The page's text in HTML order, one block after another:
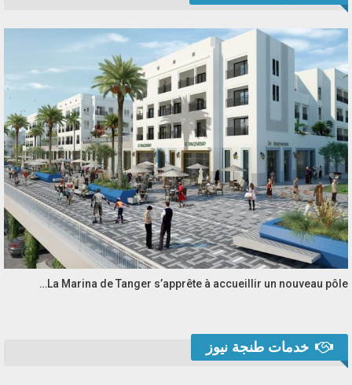
La Marina de Tanger s’apprête à accueillir un nouveau pôle…
خدمات طنجة نيوز